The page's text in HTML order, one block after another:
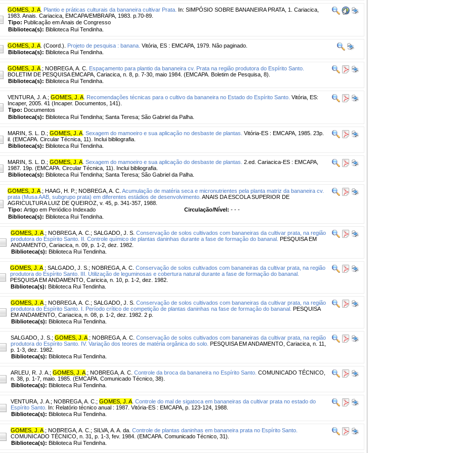
GOMES, J. A Plantio e práticas culturais da bananeira cultivar Prata. In: SIMPÓSIO SOBRE BANANEIRA PRATA, 1. Cariacica,
1983. Anais. Cariacica, EMCAPA/EMBRAPA, 1983. p.70-89.
Tipo: Publicação em Anais de Congresso
Biblioteca(s): Biblioteca Rui Tendinha.
GOMES, J. A . (Coord.). Projeto de pesquisa : banana. Vitória, ES : EMCAPA, 1979. Não paginado.
Biblioteca(s): Biblioteca Rui Tendinha.
GOMES, J. A ; NOBREGA, A. C. Espaçamento para plantio da bananeira cv. Prata na região produtora do Espírito Santo.
BOLETIM DE PESQUISA EMCAPA, Cariacica, n. 8, p. 7-30, maio 1984. (EMCAPA. Boletim de Pesquisa, 8).
Biblioteca(s): Biblioteca Rui Tendinha.
VENTURA, J. A. ; GOMES, J. A Recomendações técnicas para o cultivo da bananeira no Estado do Espírito Santo. Vitória, ES:
Incaper, 2005. 41 (Incaper. Documentos, 141).
Tipo: Documentos
Biblioteca(s): Biblioteca Rui Tendinha; Santa Teresa; São Gabriel da Palha.
MARIN, S. L. D. ; GOMES, J. A Sexagem do mamoeiro e sua aplicação no desbaste de plantas. Vitória-ES : EMCAPA, 1985. 23p.
il. (EMCAPA. Circular Técnica, 11). Inclui bibliografia.
Biblioteca(s): Biblioteca Rui Tendinha.
MARIN, S. L. D. ; GOMES, J. A Sexagem do mamoeiro e sua aplicação do desbaste de plantas. 2.ed. Cariacica-ES : EMCAPA,
1987. 19p. (EMCAPA. Circular Técnica, 11). Inclui bibliografia.
Biblioteca(s): Biblioteca Rui Tendinha; Santa Teresa; São Gabriel da Palha.
GOMES, J. A ; HAAG, H. P. ; NOBREGA, A. C. Acumulação de matéria seca e micronutrientes pela planta matriz da bananeira cv.
prata (Musa AAB, subgrupo prata) em diferentes estádios de desenvolvimento. ANAIS DA ESCOLA SUPERIOR DE
AGRICULTURA LUIZ DE QUEIROZ, v. 45, p. 341-357, 1988.
Tipo: Artigo em Periódico Indexado Circulação/Nível: - - -
Biblioteca(s): Biblioteca Rui Tendinha.
GOMES, J. A ; NOBREGA, A. C. ; SALGADO, J. S. Conservação de solos cultivados com bananeiras da cultivar prata, na região
produtora do Espírito Santo. II. Controle químico de plantas daninhas durante a fase de formação do bananal. PESQUISA EM
ANDAMENTO, Cariacica, n. 09, p. 1-2, dez. 1982.
Biblioteca(s): Biblioteca Rui Tendinha.
GOMES, J. A ; SALGADO, J. S. ; NOBREGA, A. C. Conservação de solos cultivados com bananeiras da cultivar prata, na região
produtora do Espírito Santo. III. Utilização de leguminosas e cobertura natural durante a fase de formação do bananal.
PESQUISA EM ANDAMENTO, Caricica, n. 10, p. 1-2, dez. 1982.
Biblioteca(s): Biblioteca Rui Tendinha.
GOMES, J. A ; NOBREGA, A. C. ; SALGADO, J. S. Conservação de solos cultivados com bananeiras da cultivar prata, na região
produtora do Espírito Santo. I. Período crítico de competição de plantas daninhas na fase de formação do bananal. PESQUISA
EM ANDAMENTO, Cariacica, n. 08, p. 1-2, dez. 1982. 2 p.
Biblioteca(s): Biblioteca Rui Tendinha.
SALGADO, J. S. ; GOMES, J. A ; NOBREGA, A. C. Conservação de solos cultivados com bananeiras da cultivar prata, na região
produtora do Espírito Santo. IV. Variação dos teores de matéria orgânica do solo. PESQUISA EM ANDAMENTO, Cariacica, n. 11,
p. 1-3, dez. 1982.
Biblioteca(s): Biblioteca Rui Tendinha.
ARLEU, R. J. A. ; GOMES, J. A ; NOBREGA, A. C. Controle da broca da bananeira no Espírito Santo. COMUNICADO TÉCNICO,
n. 38, p. 1-7, maio. 1985. (EMCAPA. Comunicado Técnico, 38).
Biblioteca(s): Biblioteca Rui Tendinha.
VENTURA, J. A. ; NOBREGA, A. C. ; GOMES, J. A Controle do mal de sigatoca em bananeiras da cultivar prata no estado do
Espírito Santo. In: Relatório técnico anual : 1987. Vitória-ES : EMCAPA, p. 123-124, 1988.
Biblioteca(s): Biblioteca Rui Tendinha.
GOMES, J. A ; NOBREGA, A. C. ; SILVA, A. A. da. Controle de plantas daninhas em bananeira prata no Espírito Santo.
COMUNICADO TÉCNICO, n. 31, p. 1-3, fev. 1984. (EMCAPA. Comunicado Técnico, 31).
Biblioteca(s): Biblioteca Rui Tendinha.